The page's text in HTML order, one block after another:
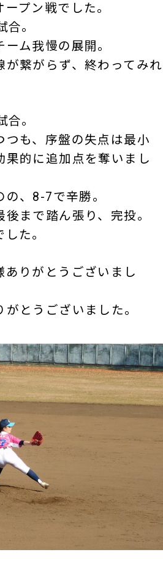
プン戦でした。
。
ム我慢の展開。
が繋がらず、終わってみれ
。
つも、序盤の失点は最小
果的に追加点を奪いまし
、8-7で辛勝。
まで踏ん張り、完投。
た。
ありがとうございまし
とうございました。